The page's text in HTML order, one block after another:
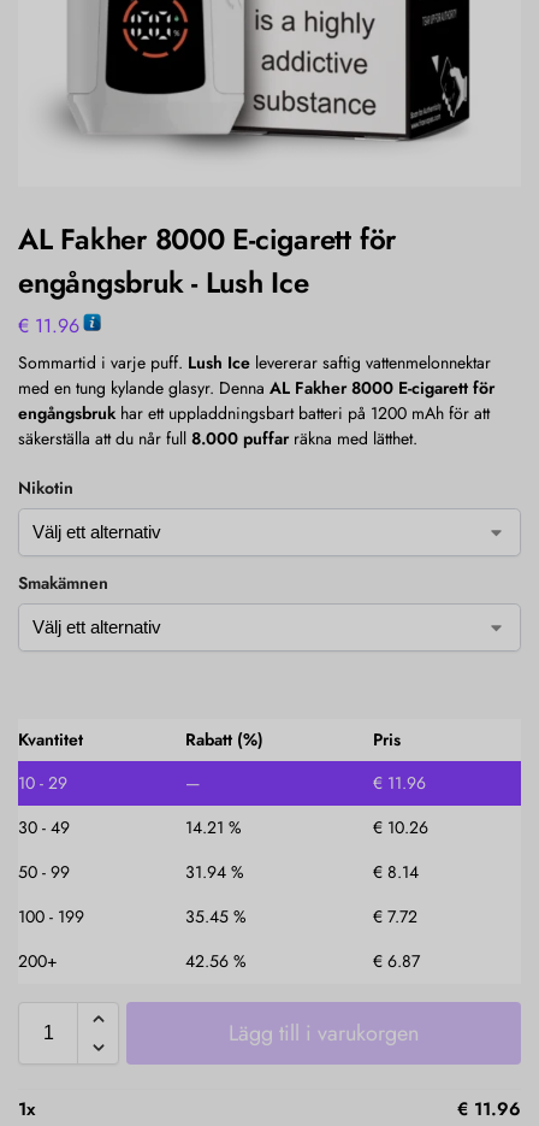
AL Fakher 8000 E-cigarett för
engångsbruk - Lush Ice
€ 11.96
Sommartid i varje puff. Lush Ice levererar saftig vattenmelonnektar
med en tung kylande glasyr. Denna AL Fakher 8000 E-cigarett för
engångsbruk har ett uppladdningsbart batteri på 1200 mAh för att
säkerställa att du når full 8.000 puffar räkna med lätthet.
Nikotin
Smakämnen
Kvantitet Rabatt (%)
Pris
10 - 29
— € 11.96
30 - 49
14.21 % € 10.26
50 - 99
31.94 % € 8.14
100 - 199
35.45 % € 7.72
200+
42.56 % € 6.87
Lägg till i varukorgen
1x € 11.96